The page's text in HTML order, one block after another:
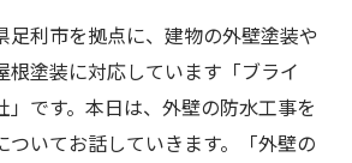
足利市を拠点に、建物の外壁塗装や
根塗装に対応しています「ブライ
」です。本日は、外壁の防水工事を
ついてお話していきます。「外壁の